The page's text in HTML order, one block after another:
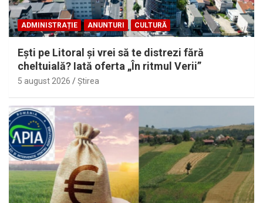
ADMINISTRAȚIE ANUNTURI CULTURĂ
Eşti pe Litoral şi vrei să te distrezi fără
cheltuială? Iată oferta „În ritmul Verii”
5 august 2026 Ştirea